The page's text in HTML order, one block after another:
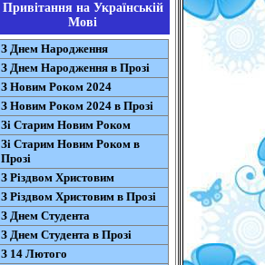
Привітання на Українській
Мові
З Днем Народження
З Днем Народження в Прозі
З Новим Роком 2024
З Новим Роком 2024 в Прозі
Зі Старим Новим Роком
Зі Старим Новим Роком в
Прозі
З Різдвом Христовим
З Різдвом Христовим в Прозі
З Днем Студента
З Днем Студента в Прозі
З 14 Лютого